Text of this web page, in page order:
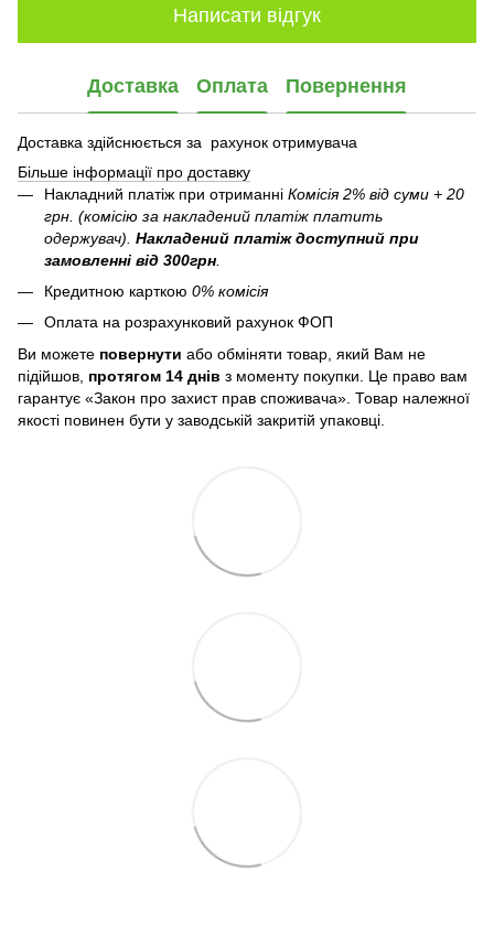
Написати відгук
Доставка Оплата Повернення
Доставка здійснюється за рахунок отримувача
Більше інформації про доставку
Накладний платіж при отриманні Комісія 2% від суми + 20
грн. (комісію за накладений платіж платить
одержувач). Накладений платіж доступний при
замовленні від 300грн
Кредитною карткою 0% комісія
Оплата на розрахунковий рахунок ФОП
Ви можете повернути або обміняти товар, який Вам не
підійшов, протягом 14 днів з моменту покупки. Це право вам
гарантує «Закон про захист прав споживача». Товар належної
якості повинен бути у заводській закритій упаковці.